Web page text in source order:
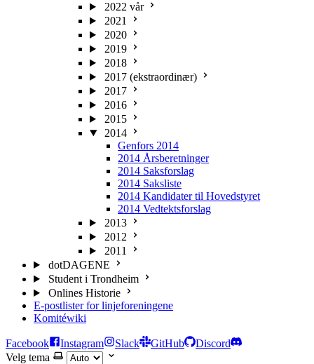
2022 vår
2021
2020
2019
2018
2017 (ekstraordinær)
2017
2016
2015
2014
Genfors 2014
2014 Årsberetninger
2014 Saksforslag
2014 Saksliste
2014 Kandidater til Hovedstyret
2014 Vedtektsforslag
2013
2012
2011
dotDAGENE
Student i Trondheim
Onlines Historie
E-postlister for linjeforeningene
Komitéwiki
Facebook Instagram Slack GitHub
Discord
Velg tema